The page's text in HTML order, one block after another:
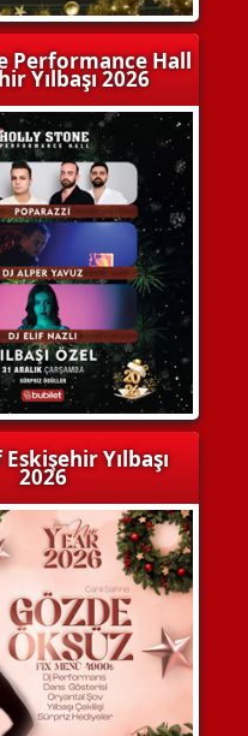
Performance Hall
Yılbaşı 2026
Yılbaşı
2026